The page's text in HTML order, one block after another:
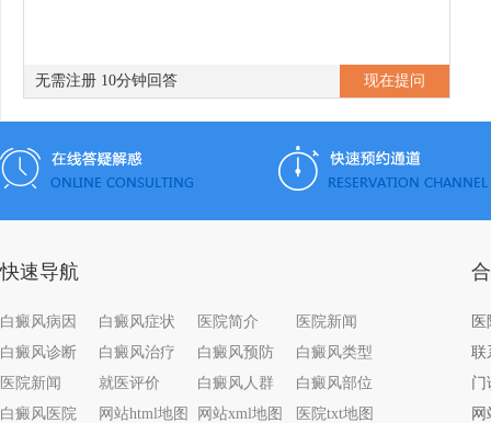
无需注册 10分钟回答
快速导航
白癜风病因 白癜风症状 医院简介
医院新闻
白癜风诊断
白癜风治疗 白癜风预防
白癜风类型
医院新闻
就医评价 白癜风人群
白癜风部位
白癜风医院
网站html地图 网站xml地图 医院txt地图
联
门